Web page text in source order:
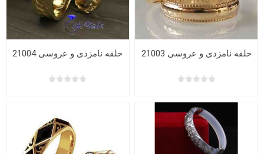
حلقه نامزدی و عروسی 21003 حلقه نامزدی و عروسی 21004